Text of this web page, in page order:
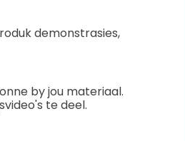
demonstrasies,
by jou materiaal.
te deel.